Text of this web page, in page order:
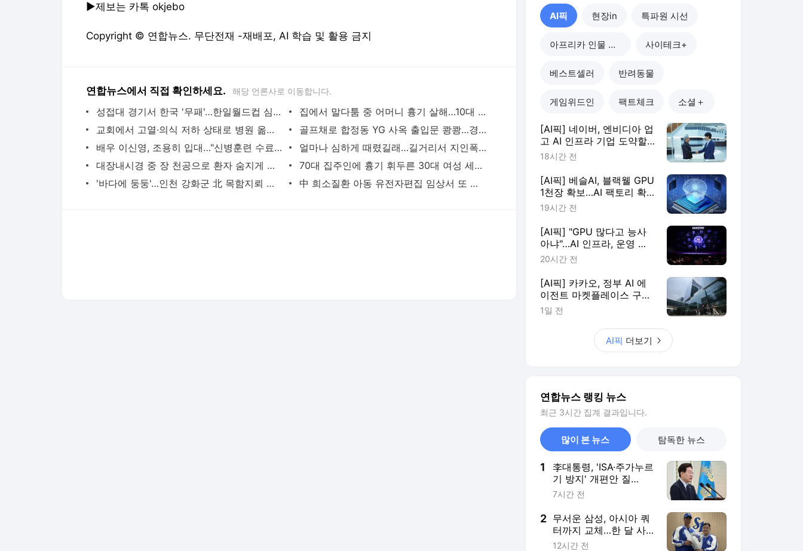
▶제보는 카톡 okjebo
Copyright © 연합뉴스. 무단전재 -재배포, AI 학습 및 활용 금지
연합뉴스에서 직접 확인하세요. 해당 언론사로 이동합니다.
성접대 경기서 한국 '무패'…한일월드컵 심판매수설 재점화될 듯 | 연합뉴스
집에서 말다툼 중 어머니 흉기 살해…10대 아들 체포 | 연합뉴스
교회에서 고열·의식 저하 상태로 병원 옮겨진 어린이 사망 | 연합뉴스
골프채로 합정동 YG 사옥 출입문 쾅쾅…경찰, 20대 여성 체포 | 연합뉴스
배우 이신영, 조용히 입대…"신병훈련 수료, 군 생활 집중" | 연합뉴스
얼마나 심하게 때렸길래…길거리서 지인폭행 50대 살인미수 혐의 | 연합뉴스
대장내시경 중 장 천공으로 환자 숨지게 한 의사 2심도 집행유예 | 연합뉴스
70대 집주인에 흉기 휘두른 30대 여성 세입자 체포 | 연합뉴스
'바다에 둥둥'…인천 강화군 北 목함지뢰 주의보
中 희소질환 아동 유전자편집 임상서 또 숨져…안전성 논란 확산 | 연합뉴스
AI픽 현장in 특파원 시선
아프리카 인물 열전 사이테크+
베스트셀러 반려동물
게임위드인 팩트체크 소셜＋
[AI픽] 네이버, 엔비디아 업
고 AI 인프라 기업 도약할
까
18시간 전
[AI픽] 베슬AI, 블랙웰 GPU
1천장 확보…AI 팩토리 확
장
19시간 전
[AI픽] "GPU 많다고 능사
아냐"…AI 인프라, 운영 효
율이 판가름
20시간 전
[AI픽] 카카오, 정부 AI 에
이전트 마켓플레이스 구축
한다
1일 전
AI픽 더보기
연합뉴스 랭킹 뉴스
최근 3시간 집계 결과입니다.
많이 본 뉴스 탐독한 뉴스
1
李대통령, 'ISA·주가누르
기 방지' 개편안 질
타…"전면 재검토"
7시간 전
2 무서운 삼성, 아시아 쿼
터까지 교체…한 달 사
이 외인 3명 영입
12시간 전